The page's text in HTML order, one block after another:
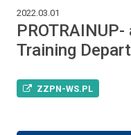
2022.03.01
Training
ZZPN-WS.PL